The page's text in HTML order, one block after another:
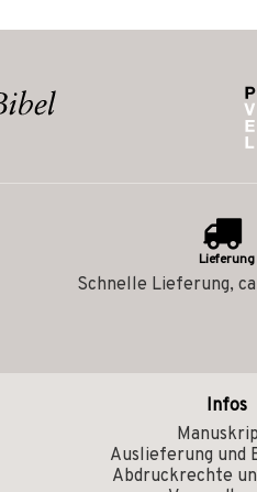
Lieferung
Schnelle Lieferung,
Infos
Auslieferung und
Abdruckrechte